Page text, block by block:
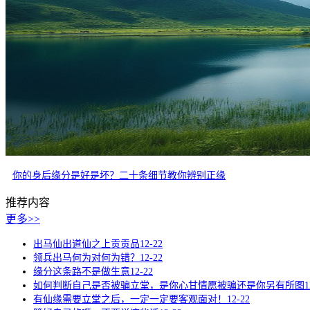
你的身后缘分是好是坏？二十条细节教你辨别正缘
推荐内容
更多>>
出马仙出道仙之上贡贡品12-22
领兵出马何为对何为错？ 12-22
缘分这条路不是做生意12-22
如何判断自己是否被骗立堂，是你心甘情愿被骗还是你另有所图
有仙缘需要立堂之后，一定一定要客观面对！ 12-22